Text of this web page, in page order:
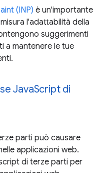
(INP) è un'importante
l'adattabilità della
suggerimenti
a mantenere le tue
JavaScript di
parti può causare
applicazioni web.
di terze parti per